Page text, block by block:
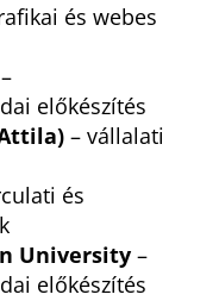
és webes
előkészítés
– vállalati
és
University–
előkészítés